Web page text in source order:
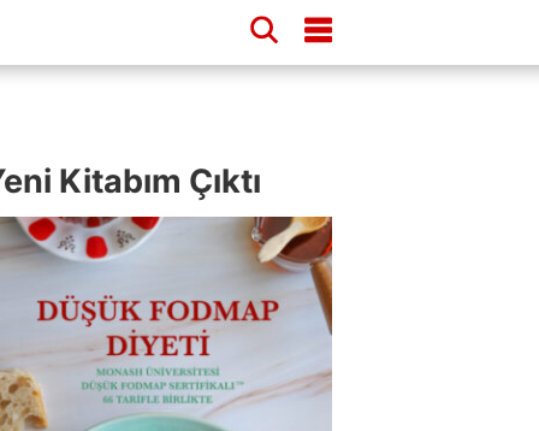
Kitabım Çıktı